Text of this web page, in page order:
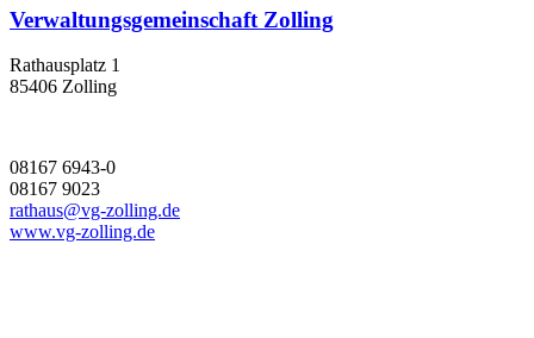
Verwaltungsgemeinschaft Zolling
Rathausplatz 1
85406 Zolling
08167 6943-0
08167 9023
rathaus@vg-zolling.de
www.vg-zolling.de